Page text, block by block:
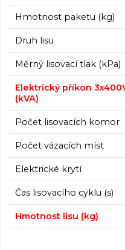
Hmotnost paketu (kg)
Druh lisu
Měrný lisovací tlak (kPa)
Elektrický příkon
(kVA)
Počet lisovacích komor
Počet vázacích míst
Elektrické krytí
Čas lisovacího cyklu (s)
Hmotnost lisu (kg)